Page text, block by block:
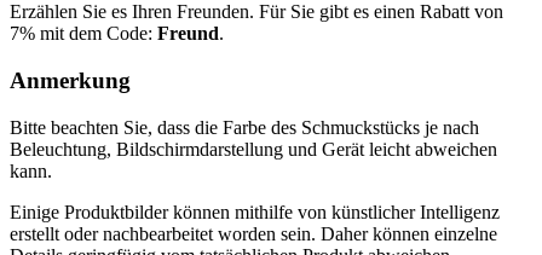
Erzählen Sie es Ihren Freunden. Für Sie gibt es einen Rabatt von
7% mit dem Code: Freund.
Anmerkung
Bitte beachten Sie, dass die Farbe des Schmuckstücks je nach
Beleuchtung, Bildschirmdarstellung und Gerät leicht abweichen
kann.
Einige Produktbilder können mithilfe von künstlicher Intelligenz
erstellt oder nachbearbeitet worden sein. Daher können einzelne